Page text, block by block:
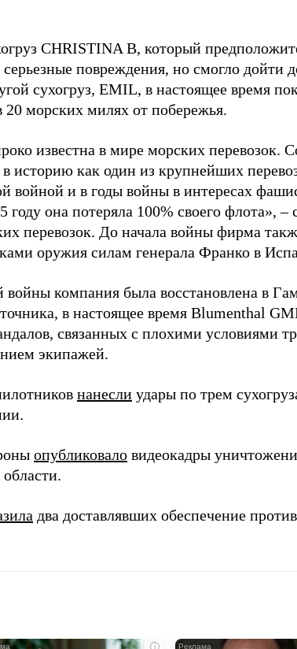
CHRISTINA B, который
повреждения, но смогло дойти
сухогруз, EMIL, в настоящее время
морских милях от побережья.
известна в мире морских перевозок.
историю как один из крупнейших
войной и в годы войны в интересах
году она потеряла 100% своего флота»,
перевозок. До начала войны фирма
оружия силам генерала Франко в
компания была восстановлена в
в настоящее время Blumenthal
связанных с плохими условиями
экипажей.
нанесли удары по трем
опубликовало видеокадры
два доставлявших обеспечение
i